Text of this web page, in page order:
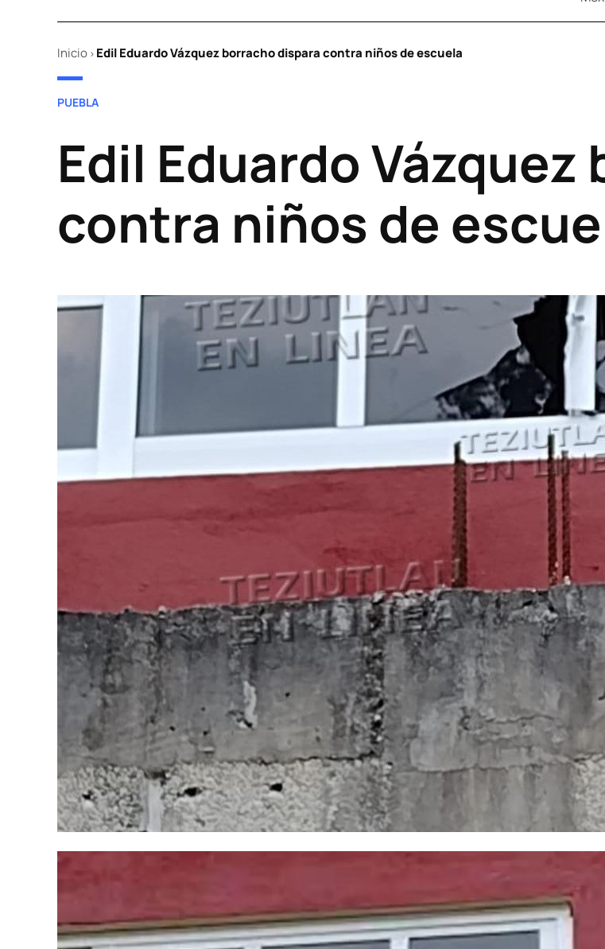
Inicio > Edil Eduardo Vázquez borracho dispara contra niños de escuela
POSTED
PUEBLA
Edil Eduardo
contra niños de